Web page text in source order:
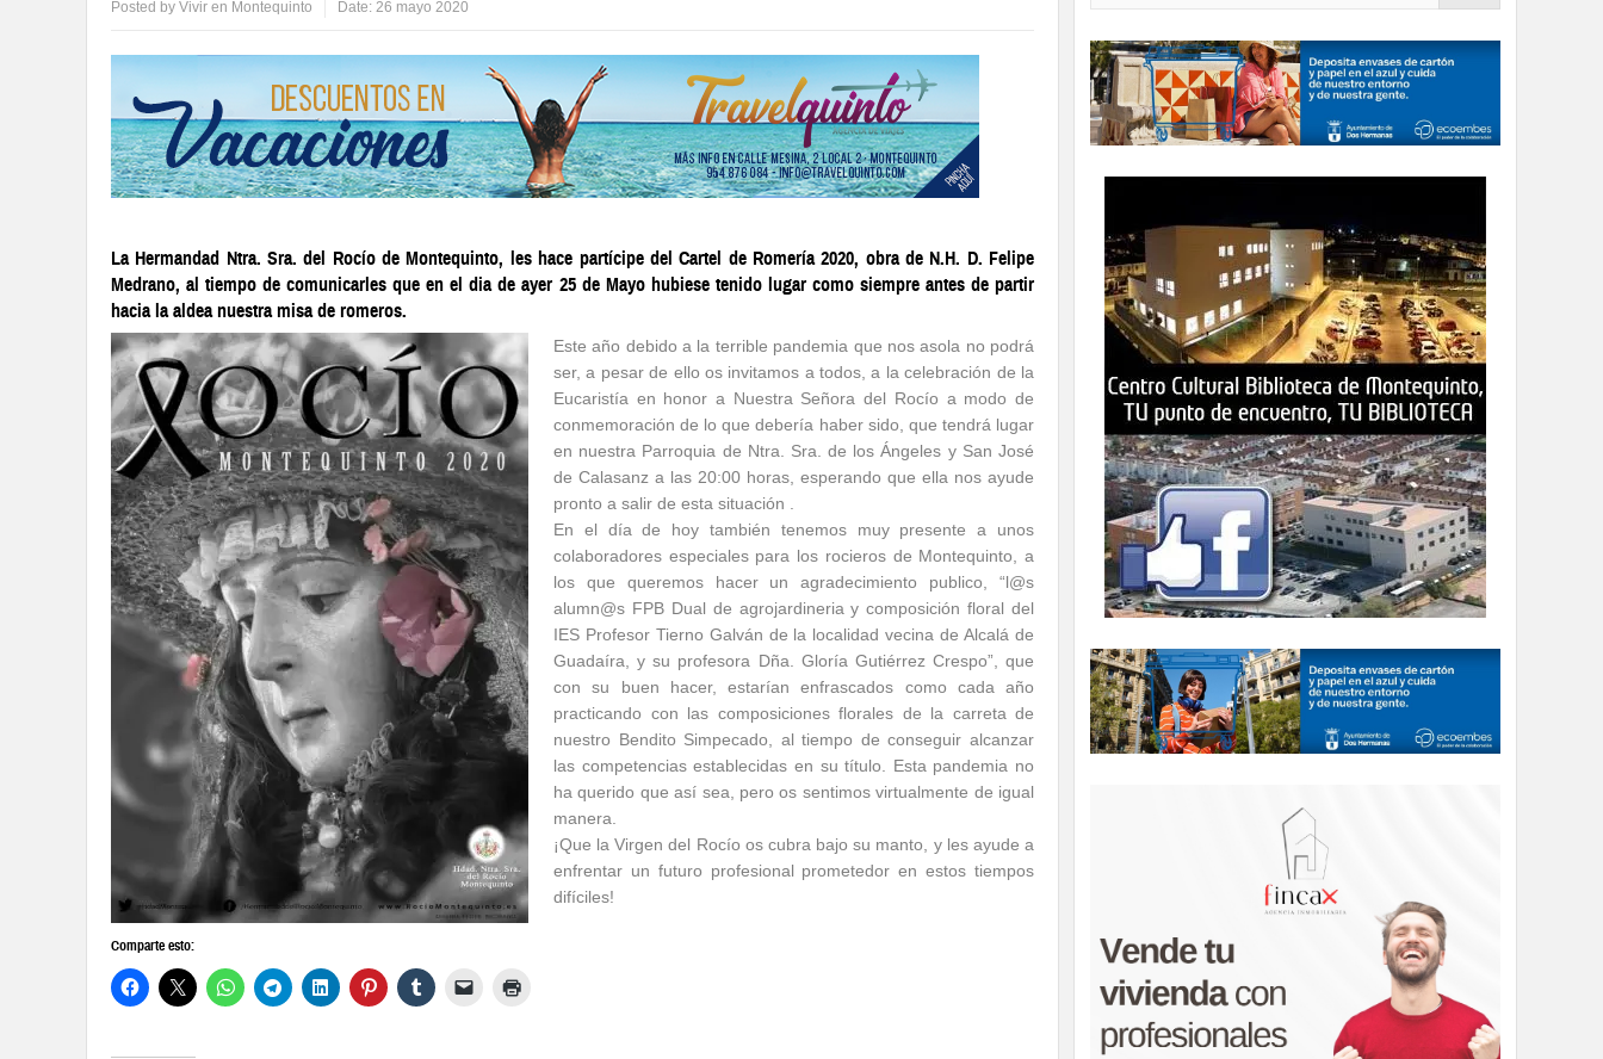
Posted by Vivir en Montequinto Date: 26 mayo 2020
La Hermandad Ntra. Sra. del Rocío de Montequinto, les hace partícipe del Cartel de Romería 2020, obra de N.H. D. Felipe
Medrano, al tiempo de comunicarles que en el dia de ayer 25 de Mayo hubiese tenido lugar como siempre antes de partir
hacia la aldea nuestra misa de romeros.
Este año debido a la terrible pandemia que nos asola no podrá
ser, a pesar de ello os invitamos a todos, a la celebración de la
Eucaristía en honor a Nuestra Señora del Rocío a modo de
conmemoración de lo que debería haber sido, que tendrá lugar
en nuestra Parroquia de Ntra. Sra. de los Ángeles y San José
de Calasanz a las 20:00 horas, esperando que ella nos ayude
pronto a salir de esta situación .
En el día de hoy también tenemos muy presente a unos
colaboradores especiales para los rocieros de Montequinto, a
los que queremos hacer un agradecimiento publico, “l@s
alumn@s FPB Dual de agrojardineria y composición floral del
IES Profesor Tierno Galván de la localidad vecina de Alcalá de
Guadaíra, y su profesora Dña. Gloría Gutiérrez Crespo”, que
con su buen hacer, estarían enfrascados como cada año
practicando con las composiciones florales de la carreta de
nuestro Bendito Simpecado, al tiempo de conseguir alcanzar
las competencias establecidas en su título. Esta pandemia no
ha querido que así sea, pero os sentimos virtualmente de igual
manera.
¡Que la Virgen del Rocío os cubra bajo su manto, y les ayude a
enfrentar un futuro profesional prometedor en estos tiempos
difíciles!
Comparte esto: